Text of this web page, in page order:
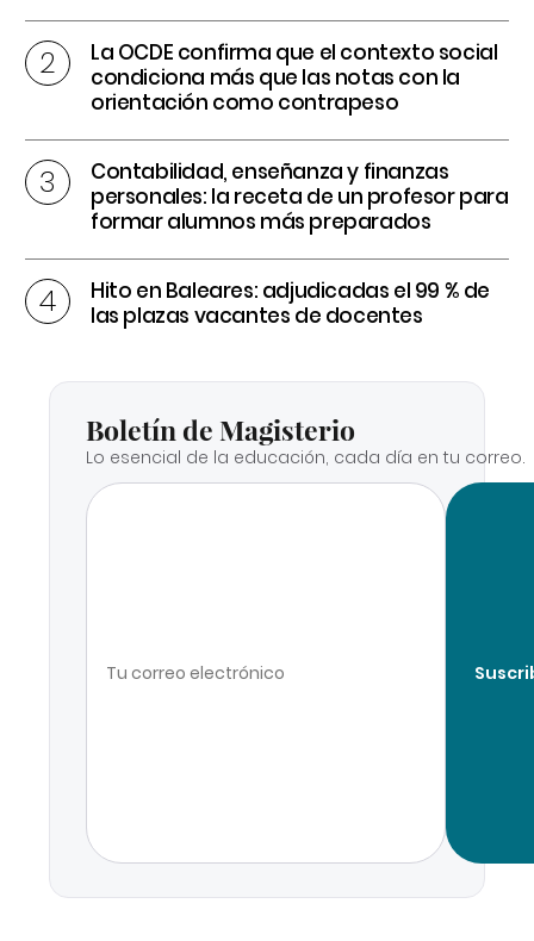
La OCDE confirma que el contexto social
condiciona más que las notas con la
orientación como contrapeso
Contabilidad, enseñanza y finanzas
personales: la receta de un profesor para
formar alumnos más preparados
Hito en Baleares: adjudicadas el 99 % de
las plazas vacantes de docentes
Boletín de Magisterio
Lo esencial de la educación, cada día en tu correo.